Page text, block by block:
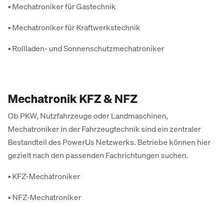
• Mechatroniker für Gastechnik
• Mechatroniker für Kraftwerkstechnik
• Rollladen- und Sonnenschutzmechatroniker
Mechatronik KFZ & NFZ
Ob PKW, Nutzfahrzeuge oder Landmaschinen,
Mechatroniker in der Fahrzeugtechnik sind ein zentraler
Bestandteil des PowerUs Netzwerks. Betriebe können hier
gezielt nach den passenden Fachrichtungen suchen.
• KFZ-Mechatroniker
• NFZ-Mechatroniker